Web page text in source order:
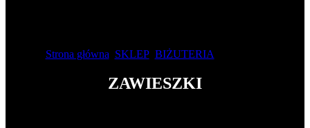
Strona główna SKLEP BIŻUTERIA
ZAWIESZKI